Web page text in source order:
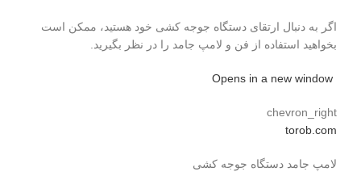
اگر به دنبال ارتقای دستگاه جوجه کشی خود هستید، ممکن است
بخواهید استفاده از فن و لامپ جامد را در نظر بگیرید.
chevron_right
torob.com
لامپ جامد دستگاه جوجه کشی